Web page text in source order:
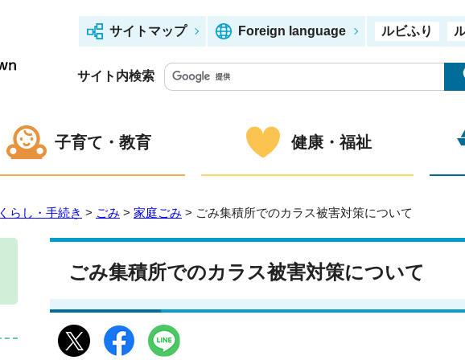
サイトマップ Foreign language ルビふり
サイト内検索
子育て・教育 健康・福祉
くらし・手続き > ごみ > 家庭ごみ > ごみ集積所でのカラス被害対策について
ごみ集積所でのカラス被害対策について